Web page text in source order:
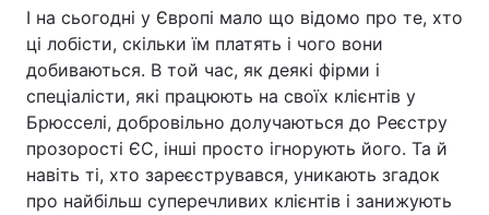
І на сьогодні у Європі мало що відомо про те, хто
ці лобісти, скільки їм платять і чого вони
добиваються. В той час, як деякі фірми і
спеціалісти, які працюють на своїх клієнтів у
Брюсселі, добровільно долучаються до Реєстру
прозорості ЄС, інші просто ігнорують його. Та й
навіть ті, хто зареєструвався, уникають згадок
про найбільш суперечливих клієнтів і занижують